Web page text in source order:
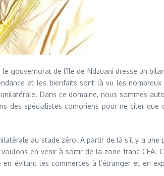
gouvernorat de l’île de Ndzuani dresse un
et les bienfaits sont là vu les nombreux
Dans ce domaine, nous sommes
des spécialistes comoriens pour ne citer que
au stade zéro. A partir de là s’il y a une
en venir à sortir de la zone franc CFA.
évitant les commerces à l’étranger et en